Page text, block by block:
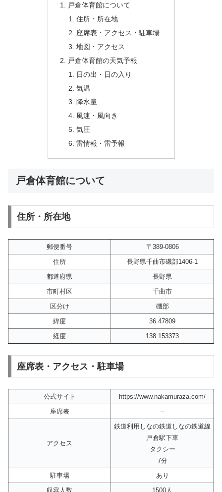
戸倉体育館について
住所・所在地
座席表・アクセス・駐車場
地図・アクセス
戸倉体育館の天気予報
日の出・日の入り
気温
降水量
風速・風向き
気圧
雷情報・雷予報
戸倉体育館について
住所・所在地
郵便番号
〒389-0806
住所
長野県千曲市磯部1406-1
都道府県
長野県
市町村区
千曲市
区分け
磯部
緯度
36.47809
経度
138.153373
座席表・アクセス・駐車場
公式サイト
https://www.nakamuraza.com/
座席表
–
アクセス
鉄道利用しなの鉄道しなの鉄道線
戸倉駅下車
タクシー
7分
駐車場
あり
収容人数
1500人